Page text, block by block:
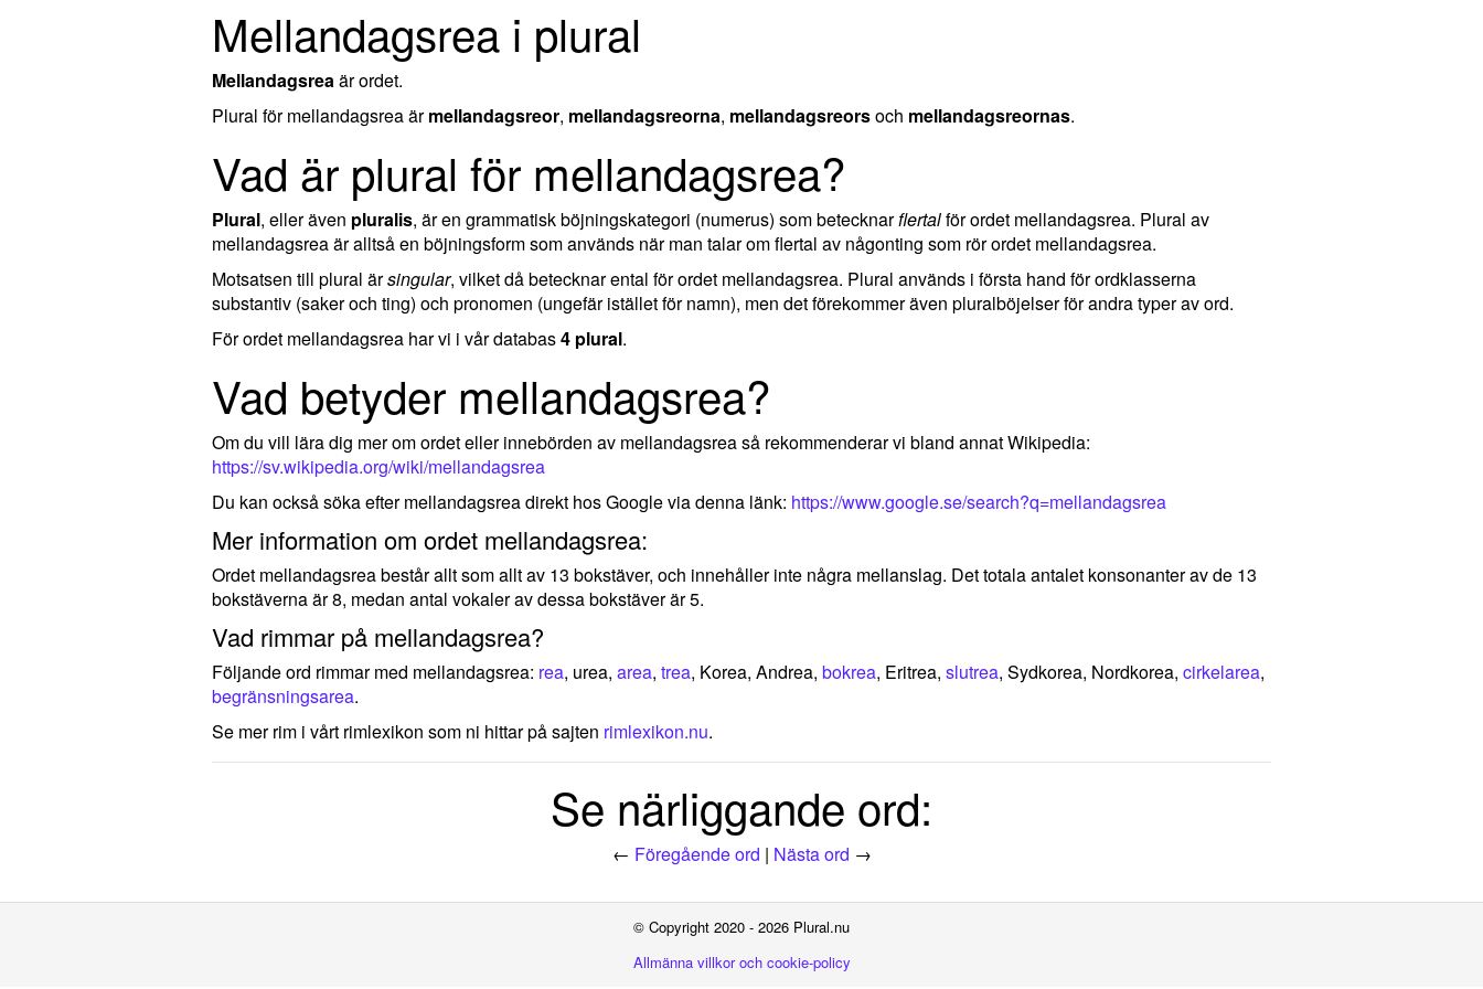
Mellandagsrea i plural
Mellandagsreaär ordet.
Plural för mellandagsrea ärmellandagsreor, mellandagsreorna, mellandagsreorsoch mellandagsreornas.
Vad är plural för mellandagsrea?
Plural, eller även pluralis, är en grammatisk böjningskategori (numerus) som betecknarflertalför ordet mellandagsrea. Plural av
mellandagsrea är alltså en böjningsform som används när man talar om flertal av någonting som rör ordet mellandagsrea.
Motsatsen till plural ärsingular, vilket då betecknar ental för ordet mellandagsrea. Plural används i första hand för ordklasserna
substantiv (saker och ting) och pronomen (ungefär istället för namn), men det förekommer även pluralböjelser för andra typer av ord.
För ordet mellandagsrea har vi i vår databas4 plural.
Vad betyder mellandagsrea?
Om du vill lära dig mer om ordet eller innebörden av mellandagsrea så rekommenderar vi bland annat Wikipedia:
https://sv.wikipedia.org/wiki/mellandagsrea
Du kan också söka efter mellandagsrea direkt hos Google via denna länk: https://www.google.se/search?q=mellandagsrea
Mer information om ordet mellandagsrea:
Ordet mellandagsrea består allt som allt av 13 bokstäver, och innehåller inte några mellanslag. Det totala antalet konsonanter av de 13
bokstäverna är 8, medan antal vokaler av dessa bokstäver är 5.
Vad rimmar på mellandagsrea?
Följande ord rimmar med mellandagsrea: rea, urea, area, trea, Korea, Andrea, bokrea, Eritrea, slutrea, Sydkorea, Nordkorea, cirkelarea,
begränsningsarea.
Se mer rim i vårt rimlexikon som ni hittar på sajten rimlexikon.nu.
Se närliggande ord:
← Föregående ord | Nästa ord →
© Copyright 2020 - 2026 Plural.nu
Allmänna villkor och cookie-policy